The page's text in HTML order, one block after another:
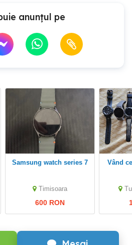
anunțul pe
Samsung watch series 7
Timisoara
600 RON
Vând